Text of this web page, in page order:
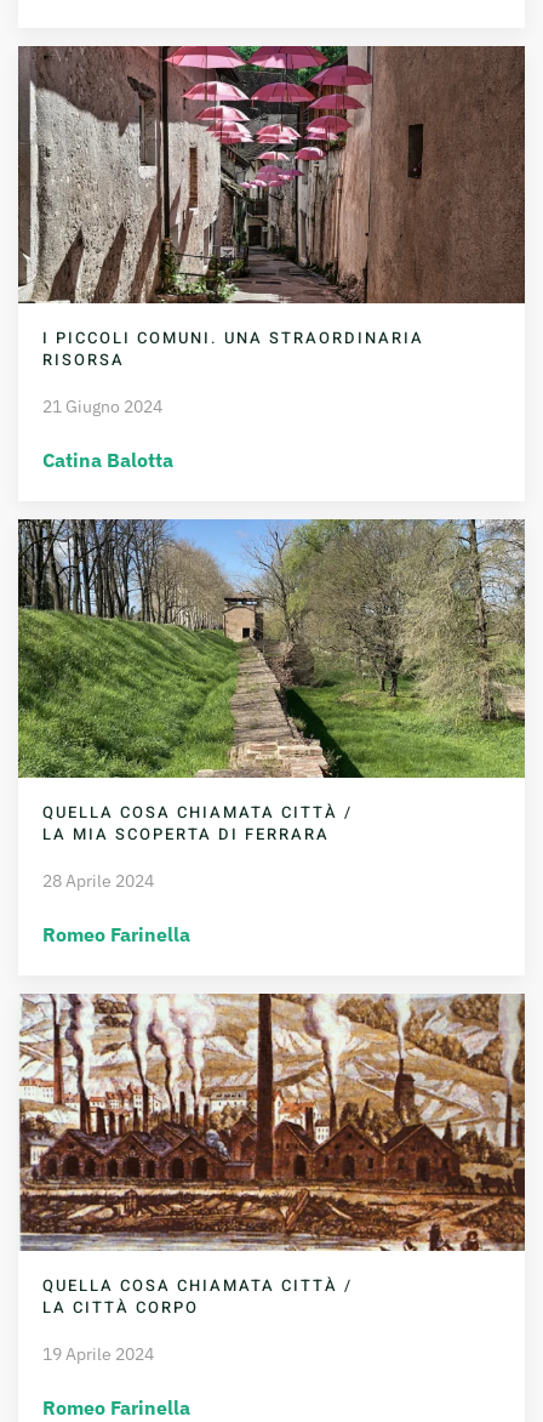
I PICCOLI COMUNI. UNA STRAORDINARIA
RISORSA
21 Giugno 2024
Catina Balotta
QUELLA COSA CHIAMATA CITTÀ /
LA MIA SCOPERTA DI FERRARA
28 Aprile 2024
Romeo Farinella
QUELLA COSA CHIAMATA CITTÀ /
LA CITTÀ CORPO
19 Aprile 2024
Romeo Farinella